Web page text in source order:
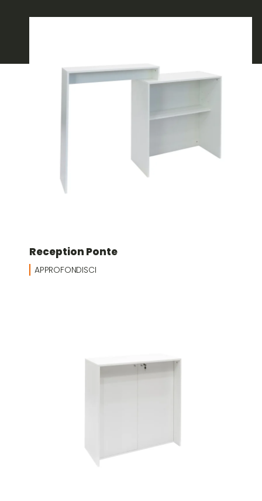
Reception Ponte
APPROFONDISCI